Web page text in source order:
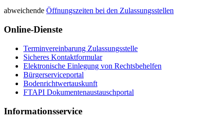
abweichende Öffnungszeiten bei den Zulassungsstellen
Online-Dienste
Terminvereinbarung Zulassungsstelle
Sicheres Kontaktformular
Elektronische Einlegung von Rechtsbehelfen
Bürgerserviceportal
Bodenrichtwertauskunft
FTAPI Dokumentenaustauschportal
Informationsservice